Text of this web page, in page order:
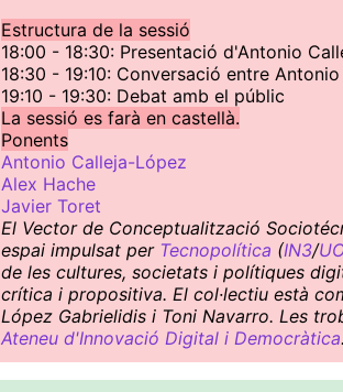
Estructura de la sessió
18:00 - 18:30: Presentació d'Antonio
18:30 - 19:10: Conversació entre
19:10 - 19:30: Debat amb el públic
La sessió es farà en castellà.
Ponents
Antonio Calleja-López
Alex Hache
Javier Toret
El Vector de Conceptualització
espai impulsat per Tecnopolítica (IN3/
de les cultures, societats i polítiques
crítica i propositiva. El col·lectiu està
López Gabrielidis i Toni Navarro. Les
Ateneu d'Innovació Digital i Democràtica.